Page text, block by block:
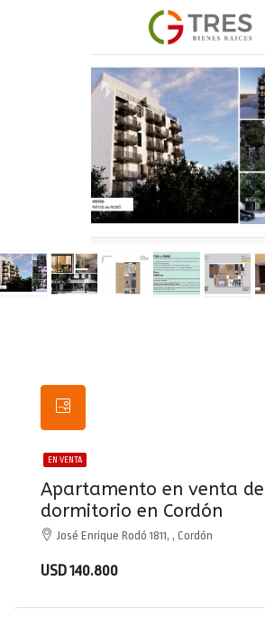
EN VENTA
Apartamento en venta
dormitorio en Cordón
José Enrique Rodó 1811, , Cordón
USD 140.800